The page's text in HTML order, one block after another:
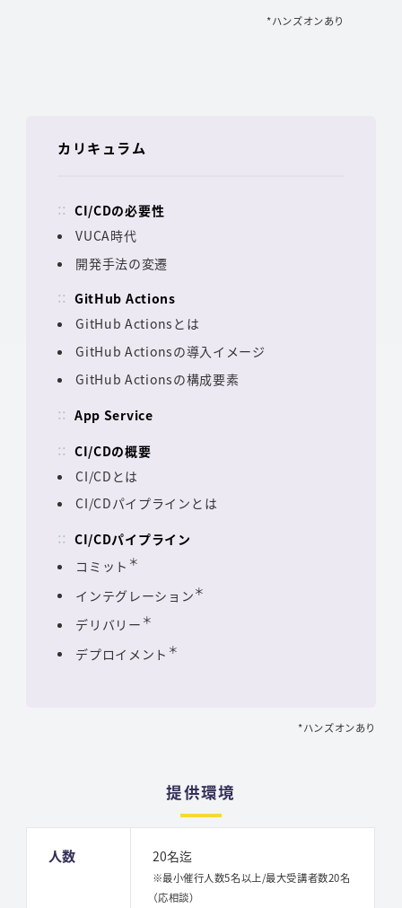
*ハンズオンあり
カリキュラム
CI/CDの必要性
VUCA時代
開発手法の変遷
GitHub Actions
GitHub Actionsとは
GitHub Actionsの導入イメージ
GitHub Actionsの構成要素
App Service
CI/CDの概要
CI/CDとは
CI/CDパイプラインとは
CI/CDパイプライン
コミット ＊
インテグレーション＊
デリバリー ＊
デプロイメント ＊
*ハンズオンあり
提供環境
人数 20名迄
※最小催行人数5名以上/最大受講者数20名
（応相談）